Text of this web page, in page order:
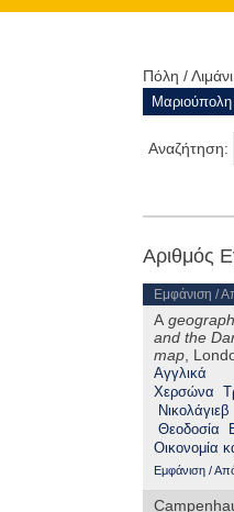
Πόλη / Λιμάνι
Αναζήτηση:
Αριθμός
Εμφάνιση /
A
and the
map,
Αγγλικά
Χερσώνα
Νικολάγιεβ
Θεοδοσία
Οικονομία
Εμφάνιση /